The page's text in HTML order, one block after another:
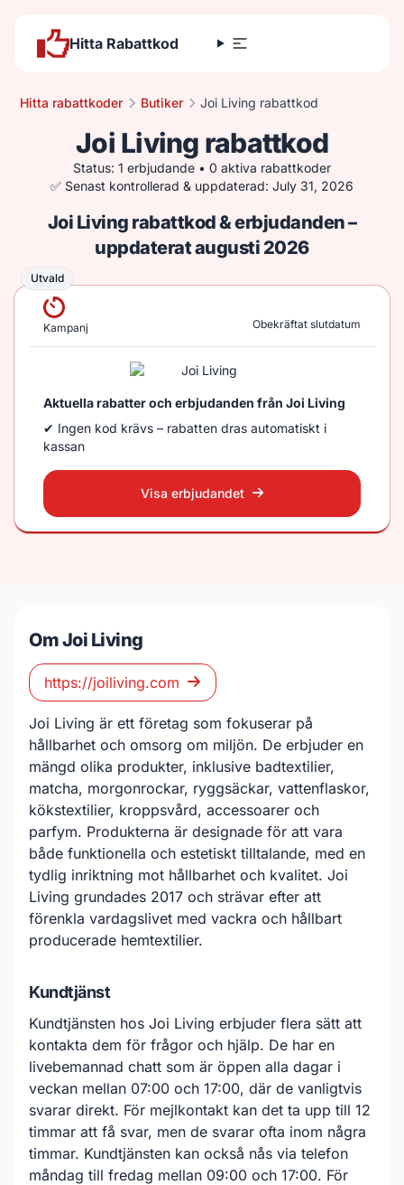
Hitta Rabattkod
Hitta rabattkoder Butiker Joi Living rabattkod
Joi Living rabattkod
Status: 1 erbjudande • 0 aktiva rabattkoder
✅ Senast kontrollerad & uppdaterad: July 31, 2026
Joi Living rabattkod & erbjudanden –
uppdaterat augusti 2026
Utvald
Utvald
Kampanj Obekräftat slutdatum
Aktuella rabatter och erbjudanden från Joi Living
✔ Ingen kod krävs – rabatten dras automatiskt i
kassan
Visa erbjudandet
Om Joi Living
https://joiliving.com
Joi Living är ett företag som fokuserar på
hållbarhet och omsorg om miljön. De erbjuder en
mängd olika produkter, inklusive badtextilier,
matcha, morgonrockar, ryggsäckar, vattenflaskor,
kökstextilier, kroppsvård, accessoarer och
parfym. Produkterna är designade för att vara
både funktionella och estetiskt tilltalande, med en
tydlig inriktning mot hållbarhet och kvalitet. Joi
Living grundades 2017 och strävar efter att
förenkla vardagslivet med vackra och hållbart
producerade hemtextilier.
Kundtjänst
Kundtjänsten hos Joi Living erbjuder flera sätt att
kontakta dem för frågor och hjälp. De har en
livebemannad chatt som är öppen alla dagar i
veckan mellan 07:00 och 17:00, där de vanligtvis
svarar direkt. För mejlkontakt kan det ta upp till 12
timmar att få svar, men de svarar ofta inom några
timmar. Kundtjänsten kan också nås via telefon
måndag till fredag mellan 09:00 och 17:00. För